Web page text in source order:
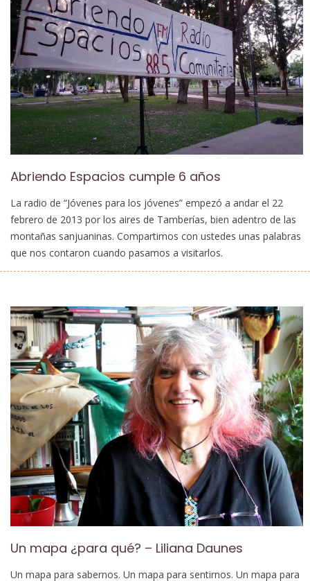
Abriendo Espacios cumple 6 años
La radio de “Jóvenes para los jóvenes” empezó a andar el 22
febrero de 2013 por los aires de Tamberías, bien adentro de las
montañas sanjuaninas. Compartimos con ustedes unas palabras
que nos contaron cuando pasamos a visitarlos.
Un mapa ¿para qué? – Liliana Daunes
Un mapa para sabernos. Un mapa para sentirnos. Un mapa para